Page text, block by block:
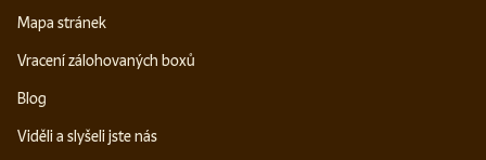
Mapa stránek
Vracení zálohovaných boxů
Blog
Viděli a slyšeli jste nás